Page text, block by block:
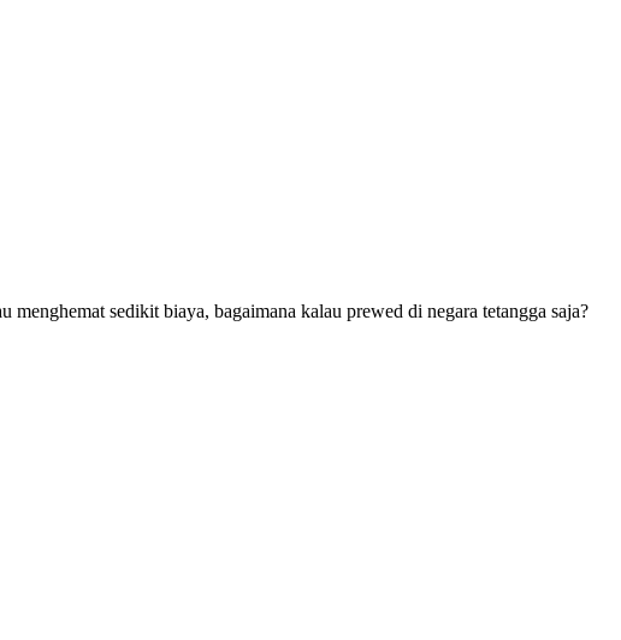
sedikit biaya, bagaimana kalau prewed di negara tetangga saja?